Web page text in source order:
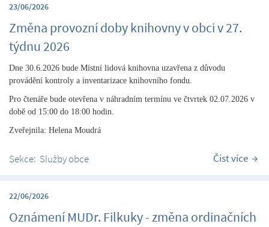
23/06/2026
Změna provozní doby knihovny v obci v 27.
týdnu 2026
Dne 30.6.2026 bude Místní lidová knihovna uzavřena z důvodu
provádění kontroly a inventarizace knihovního fondu.
Pro čtenáře bude otevřena v náhradním termínu ve čtvrtek 02.07.2026 v
době od 15:00 do 18:00 hodin.
Zveřejnila: Helena Moudrá
Sekce: Služby obce Číst více
22/06/2026
Oznámení MUDr. Filkuky - změna ordinačních